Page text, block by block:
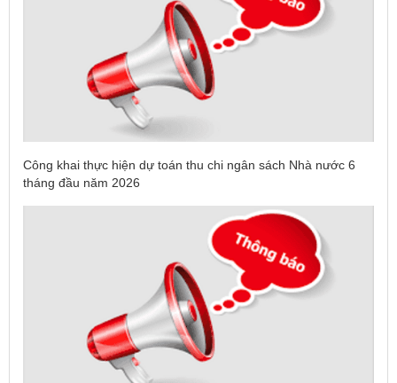
Công khai thực hiện dự toán thu chi ngân sách Nhà nước 6
tháng đầu năm 2026